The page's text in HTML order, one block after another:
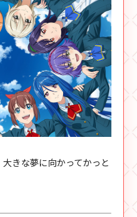
きな夢に向かってかっと